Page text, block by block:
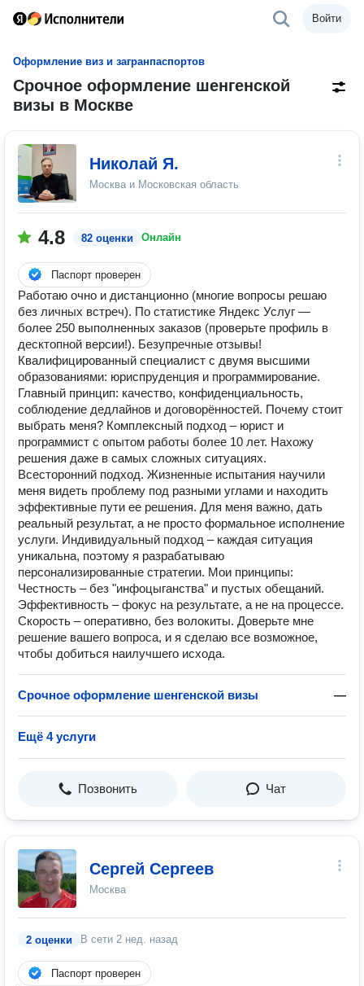
Войти
Оформление виз и загранпаспортов
Срочное оформление шенгенской
визы в Москве
Николай Я.
Москва и Московская область
4.8 82 оценки Онлайн
Паспорт проверен
Работаю очно и дистанционно (многие вопросы решаю
без личных встреч). По статистике Яндекс Услуг —
более 250 выполненных заказов (проверьте профиль в
десктопной версии!). Безупречные отзывы!
Квалифицированный специалист с двумя высшими
образованиями: юриспруденция и программирование.
Главный принцип: качество, конфиденциальность,
соблюдение дедлайнов и договорённостей. Почему стоит
выбрать меня? Комплексный подход – юрист и
программист с опытом работы более 10 лет. Нахожу
решения даже в самых сложных ситуациях.
Всесторонний подход. Жизненные испытания научили
меня видеть проблему под разными углами и находить
эффективные пути ее решения. Для меня важно, дать
реальный результат, а не просто формальное исполнение
услуги. Индивидуальный подход – каждая ситуация
уникальна, поэтому я разрабатываю
персонализированные стратегии. Мои принципы:
Честность – без "инфоцыганства" и пустых обещаний.
Эффективность – фокус на результате, а не на процессе.
Скорость – оперативно, без волокиты. Доверьте мне
решение вашего вопроса, и я сделаю все возможное,
чтобы добиться наилучшего исхода.
Срочное оформление шенгенской визы —
Ещё 4 услуги
Позвонить Чат
Сергей Сергеев
Москва
2 оценки В сети 2 нед. назад
Паспорт проверен